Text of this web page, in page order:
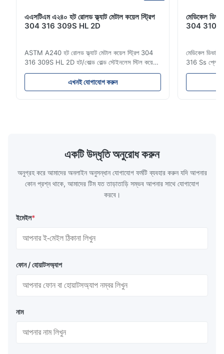
delivery. Highly recommended for construction and medical
applications.
Michael
Oct 29.2025
Good quality stainless steel coil. The delivery was on time and
এএসটিএম এ২৪০ হট রোলড ফ্ল্যাট মেটাল কয়েল স্ট্রিপ
304 316 309S HL 2D
ASTM A240 হট রোলড ফ্ল্যাট মেটাল কয়েল স্ট্রিপ 304
316 309S HL 2D হট/কোল্ড রোল্ড স্টেইনলেস স্টিল কয়েল
স্ট্রিপ 304 316 309S 310 310S 316L 321 ASTM
A240 পণ্যের স্পেসিফিকেশন পণ্যের নাম স্টেইনলেস স্টিল
কয়েল / স্ট্রিপ স্পেসিফিকেশন বেধ: হট রোল্ড (3.0-300মিমি),
এখনই যোগাযোগ করুন
মেডিকেল
304 310
মেডিকেল
316 Ss প্লেট
স্টেইনলেস
স্টিলের একটি
একটি উদ্ধৃতি অনুরোধ করুন
অনুগ্রহ করে আমাদের অনলাইন অনুসন্ধান যোগাযোগ ফর্মটি ব্যবহার করুন যদি আপনার
কোন প্রশ্ন থাকে, আমাদের টিম যত তাড়াতাড়ি সম্ভব আপনার সাথে যোগাযোগ
করবে।
ইমেইল*
ফোন / হোয়াটসঅ্যাপ
নাম